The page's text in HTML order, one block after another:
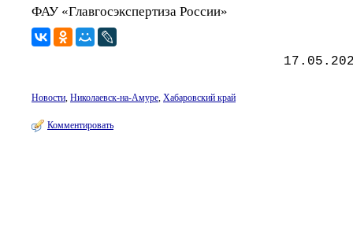
ФАУ «Главгосэкспертиза России»
Новости, Николаевск-на-Амуре, Хабаровский край
Комментировать